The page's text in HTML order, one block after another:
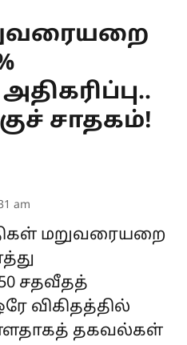
சாதகம்!
am
மறுவரையறை
சதவீதத்
விகிதத்தில்
தகவல்கள்